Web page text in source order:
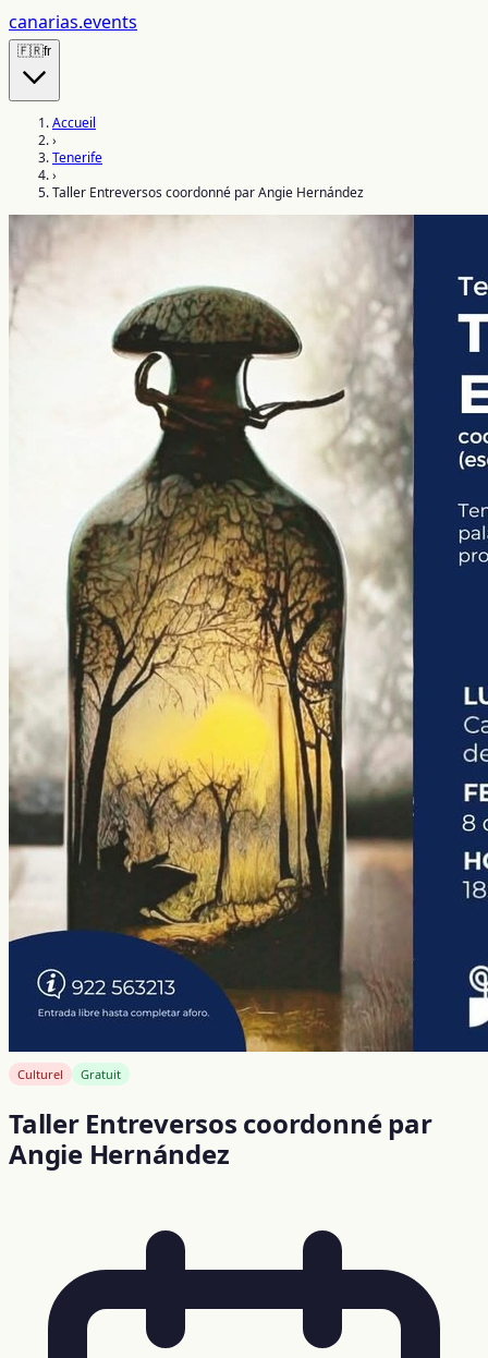
canarias.events
🇫🇷fr
Accueil
›
Tenerife
›
Taller Entreversos coordonné par Angie Hernández
Culturel Gratuit
Taller Entreversos coordonné par
Angie Hernández